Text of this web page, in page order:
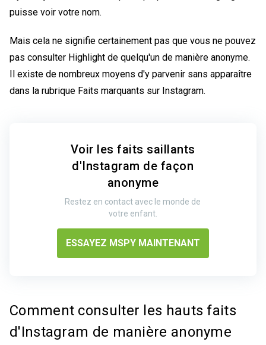
puisse voir votre nom.
Mais cela ne signifie certainement pas que vous ne pouvez
pas consulter Highlight de quelqu'un de manière anonyme.
Il existe de nombreux moyens d'y parvenir sans apparaître
dans la rubrique Faits marquants sur Instagram.
Voir les faits saillants
d'Instagram de façon
anonyme
Restez en contact avec le monde de
votre enfant.
ESSAYEZ MSPY MAINTENANT
Comment consulter les hauts faits
d'Instagram de manière anonyme